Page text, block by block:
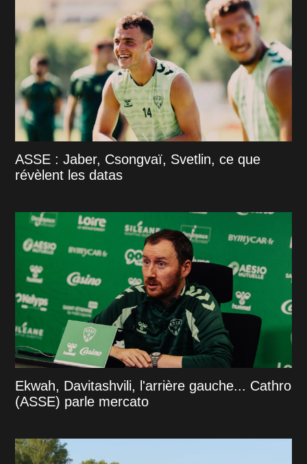
ASSE : Jaber, Csongvaï, Svetlin, ce que
révèlent les datas
Ekwah, Davitashvili, l'arrière gauche... Cathro
(ASSE) parle mercato